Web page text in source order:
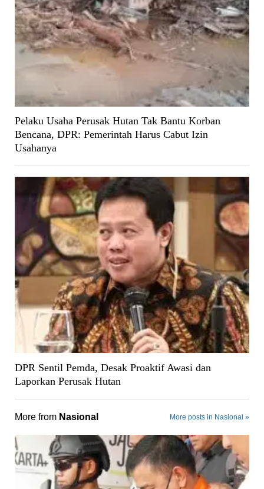
Pelaku Usaha Perusak Hutan Tak Bantu Korban
Bencana, DPR: Pemerintah Harus Cabut Izin
Usahanya
DPR Sentil Pemda, Desak Proaktif Awasi dan
Laporkan Perusak Hutan
More from Nasional More posts in Nasional »